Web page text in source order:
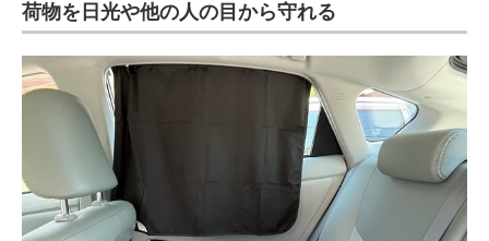
荷物を日光や他の人の目から守れる